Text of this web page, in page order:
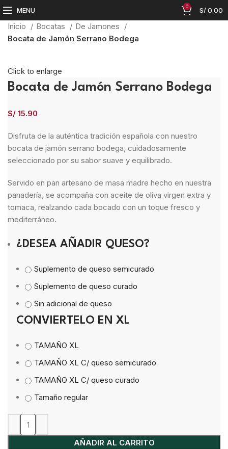
MENU 0 S/0.00
Inicio Bocatas
De Jamones
Bocata de Jamón Serrano Bodega
Click to enlarge
Bocata de Jamón Serrano Bodega
S/ 15.90
Disfruta de la auténtica tradición española con nuestro
bocata de jamón serrano bodega, cuidadosamente
seleccionado por su sabor suave y equilibrado.
Servido en pan artesano de masa madre hecho en nuestra
panadería, se acompaña con aceite de oliva virgen extra y
tomaca, realzando cada bocado con un toque fresco y
mediterráneo.
¿DESEA AÑADIR QUESO?
Suplemento de queso semicurado
Suplemento de queso curado
Sin adicional de queso
CONVIERTELO EN XL
TAMAÑO XL
TAMAÑO XL C/ queso semicurado
TAMAÑO XL C/ queso curado
Tamaño regular
AÑADIR AL CARRITO